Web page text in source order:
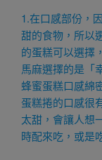
1.在口感部份，
甜的食物，所以
的蛋糕可以選擇
馬麻選擇的是「
蜂蜜蛋糕口感綿
蛋糕捲的口感很
太甜，會讓人想
時配來吃，或是